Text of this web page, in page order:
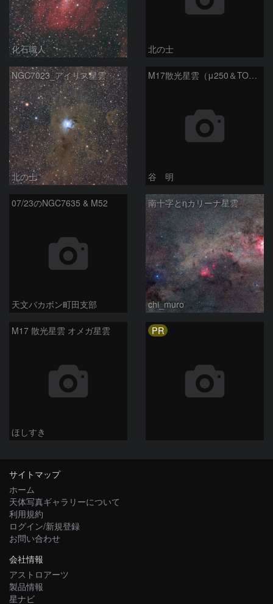
化石職人 北の士
NGC7023_アイリス星雲
北の士
M17散光星雲（μ250＆TOA130）
谷 明
07/23のNGC7635 & M52
天文バカボン町田支部
南十字とηカリーナ星雲
chi_muro
M17 散光星雲 オメガ星雲
ほしすき
PR
サイトマップ
ホーム
天体写真ギャラリーについて
利用規約
ログイン/新規登録
お問い合わせ
会社情報
アストロアーツ
製品情報
星ナビ